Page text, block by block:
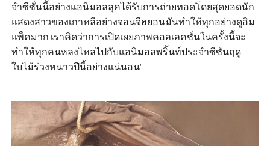
จำซีซั่นนี้อย่างแอนิมอลลุคได้รับการถ่ายทอดโดยสุดยอดนัก
แสดงสาวของเกาหลีอย่างจอนจีฮยอนมันทำให้ทุกอย่างดูอิม
แพ็คมาก เราคิดว่าการเปิดเผยภาพคอลเลคชั่นในครั้งนี้จะ
ทำให้ทุกคนหลงไหลไปกับแอนิมอลพริ้นท์ประจำซีซันฤดู
ใบไม้ร่วงหนาวปีนี้อย่างแน่นอน"